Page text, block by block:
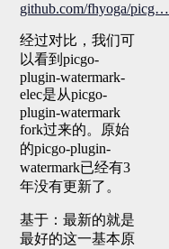
github.com/fhyoga/picg…
经过对比，我们可
以看到picgo-
plugin-watermark-
elec是从picgo-
plugin-watermark
fork过来的。原始
的picgo-plugin-
watermark已经有3
年没有更新了。
基于：最新的就是
最好的这一基本原